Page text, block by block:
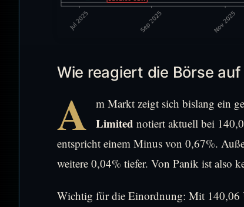
Wie reagiert die Börse auf
A m Markt zeigt sich bislang ein
Limited notiert aktuell bei
entspricht einem Minus von 0,67%.
weitere 0,04% tiefer. Von Panik ist also
Wichtig für die Einordnung: Mit 140,06